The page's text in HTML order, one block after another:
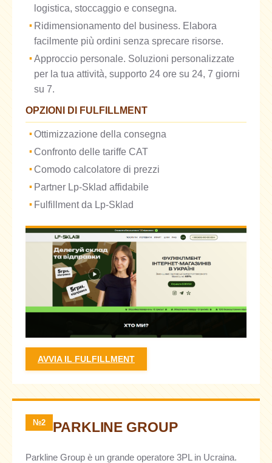
logistica, stoccaggio e consegna.
Ridimensionamento del business. Elabora
facilmente più ordini senza sprecare risorse.
Approccio personale. Soluzioni personalizzate
per la tua attività, supporto 24 ore su 24, 7 giorni
su 7.
OPZIONI DI FULFILLMENT
Ottimizzazione della consegna
Confronto delle tariffe CAT
Comodo calcolatore di prezzi
Partner Lp-Sklad affidabile
Fulfillment da Lp-Sklad
AVVIA IL FULFILLMENT
№2 PARKLINE GROUP
Parkline Group è un grande operatore 3PL in Ucraina.